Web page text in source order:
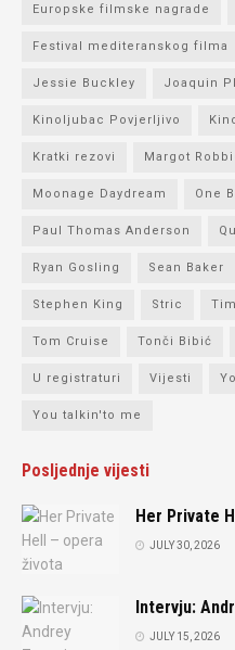
Europske filmske nagrade
Festival mediteranskog filma
Jessie Buckley Joaquin
Kinoljubac Povjerljivo
Kratki rezovi Margot
Moonage Daydream One
Paul Thomas Anderson
Ryan Gosling Sean Baker
Stephen King Stric
Tom Cruise Tonči Bibić
U registraturi Vijesti
You talkin'to me
Posljednje vijesti
Her Private
JULY 30, 2026
Intervju:
JULY 15, 2026